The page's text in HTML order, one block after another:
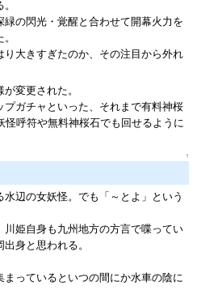
緑の閃光・覚醒と合わせて開幕火力を
り大きすぎたのか、その注目から外れ
が変更された。
ガチャといった、それまで有料神桜
呼符や無料神桜石でも回せるように
↑
辺の女妖怪。でも「～とよ」という
川姫自身も九州地方の方言で喋ってい
身と思われる。
っているといつの間にか水車の陰に